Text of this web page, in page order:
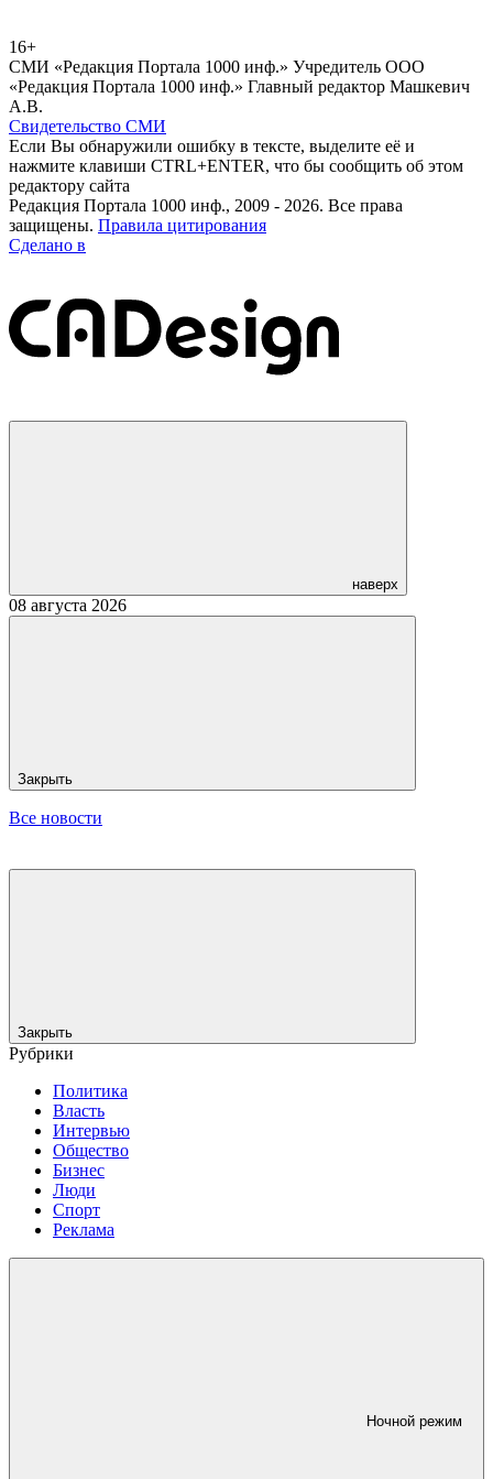
16+
СМИ «Редакция Портала 1000 инф.» Учредитель ООО
«Редакция Портала 1000 инф.» Главный редактор Машкевич
А.В.
Свидетельство СМИ
Если Вы обнаружили ошибку в тексте, выделите её и
нажмите клавиши CTRL+ENTER, что бы сообщить об этом
редактору сайта
Редакция Портала 1000 инф., 2009 - 2026. Все права
защищены. Правила цитирования
Сделано в
наверх
08 августа 2026
Закрыть
Все новости
Закрыть
Рубрики
Политика
Власть
Интервью
Общество
Бизнес
Люди
Спорт
Реклама
Ночной режим